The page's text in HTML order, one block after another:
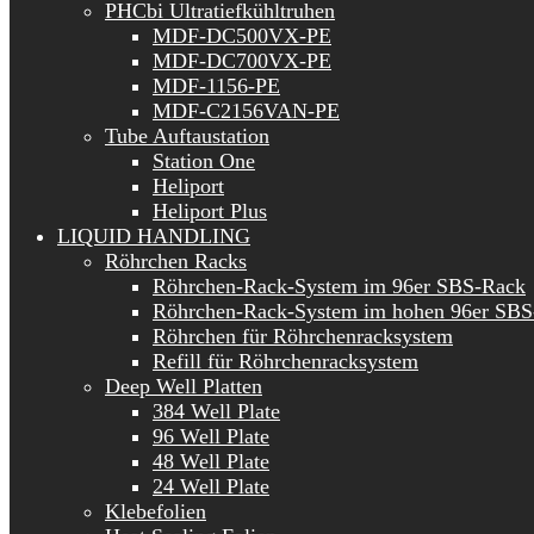
PHCbi Ultratiefkühltruhen
MDF-DC500VX-PE
MDF-DC700VX-PE
MDF-1156-PE
MDF-C2156VAN-PE
Tube Auftaustation
Station One
Heliport
Heliport Plus
LIQUID HANDLING
Röhrchen Racks
Röhrchen-Rack-System im 96er SBS-Rack
Röhrchen-Rack-System im hohen 96er
Röhrchen für Röhrchenracksystem
Refill für Röhrchenracksystem
Deep Well Platten
384 Well Plate
96 Well Plate
48 Well Plate
24 Well Plate
Klebefolien